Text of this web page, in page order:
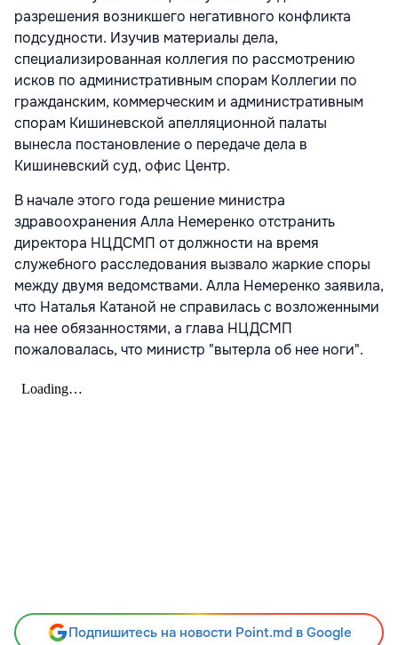
разрешения возникшего негативного конфликта
подсудности. Изучив материалы дела,
специализированная коллегия по рассмотрению
исков по административным спорам Коллегии по
гражданским, коммерческим и административным
спорам Кишиневской апелляционной палаты
вынесла постановление о передаче дела в
Кишиневский суд, офис Центр.
В начале этого года решение министра
здравоохранения Алла Немеренко отстранить
директора НЦДСМП от должности на время
служебного расследования вызвало жаркие споры
между двумя ведомствами. Алла Немеренко заявила,
что Наталья Катаной не справилась с возложенными
на нее обязанностями, а глава НЦДСМП
пожаловалась, что министр "вытерла об нее ноги".
Подпишитесь на новости Point.md в Google